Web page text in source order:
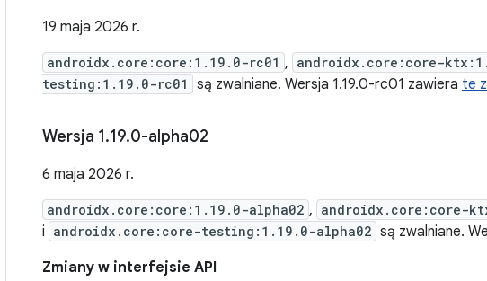
19 maja 2026 r.
androidx.core:core:1.19.0-rc01 , androidx.core:core-
testing:1.19.0-rc01
są zwalniane. Wersja 1.19.0-rc01 zawiera te
Wersja 1.19.0-alpha02
6 maja 2026 r.
androidx.core:core:1.19.0-alpha02 , androidx.core:core-
i androidx.core:core-testing:1.19.0-alpha02 są zwalniane.
Zmiany w interfejsie API